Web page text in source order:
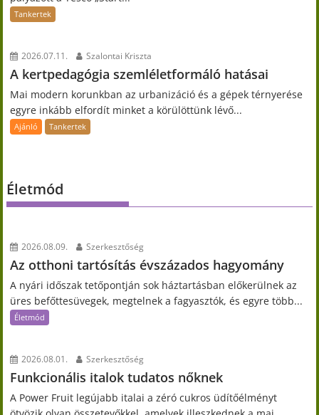
Tankertek
2026.07.11. Szalontai Kriszta
A kertpedagógia szemléletformáló hatásai
Mai modern korunkban az urbanizáció és a gépek térnyerése
egyre inkább elfordít minket a körülöttünk lévő...
Ajánló Tankertek
Életmód
2026.08.09. Szerkesztőség
Az otthoni tartósítás évszázados hagyomány
A nyári időszak tetőpontján sok háztartásban előkerülnek az
üres befőttesüvegek, megtelnek a fagyasztók, és egyre több...
Életmód
2026.08.01. Szerkesztőség
Funkcionális italok tudatos nőknek
A Power Fruit legújabb italai a zéró cukros üdítőélményt